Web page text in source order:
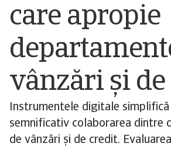
care apropie
vânzări și
Instrumentele digitale simplifică
semnificativ colaborarea dintre
de vânzări și de credit.